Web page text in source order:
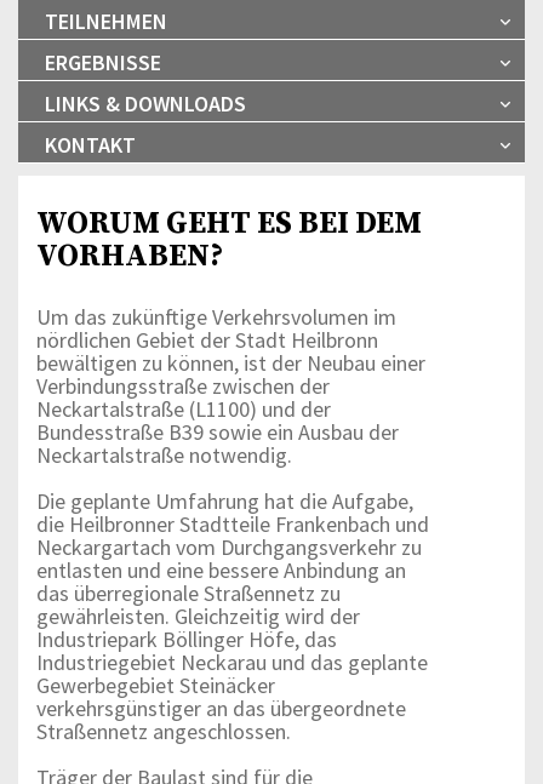
TEILNEHMEN
ERGEBNISSE
LINKS & DOWNLOADS
KONTAKT
WORUM GEHT ES BEI DEM
VORHABEN?
Um das zukünftige Verkehrsvolumen im
nördlichen Gebiet der Stadt Heilbronn
bewältigen zu können, ist der Neubau einer
Verbindungsstraße zwischen der
Neckartalstraße (L1100) und der
Bundesstraße B39 sowie ein Ausbau der
Neckartalstraße notwendig.
Die geplante Umfahrung hat die Aufgabe,
die Heilbronner Stadtteile Frankenbach und
Neckargartach vom Durchgangsverkehr zu
entlasten und eine bessere Anbindung an
das überregionale Straßennetz zu
gewährleisten. Gleichzeitig wird der
Industriepark Böllinger Höfe, das
Industriegebiet Neckarau und das geplante
Gewerbegebiet Steinäcker
verkehrsgünstiger an das übergeordnete
Straßennetz angeschlossen.
Träger der Baulast sind für die